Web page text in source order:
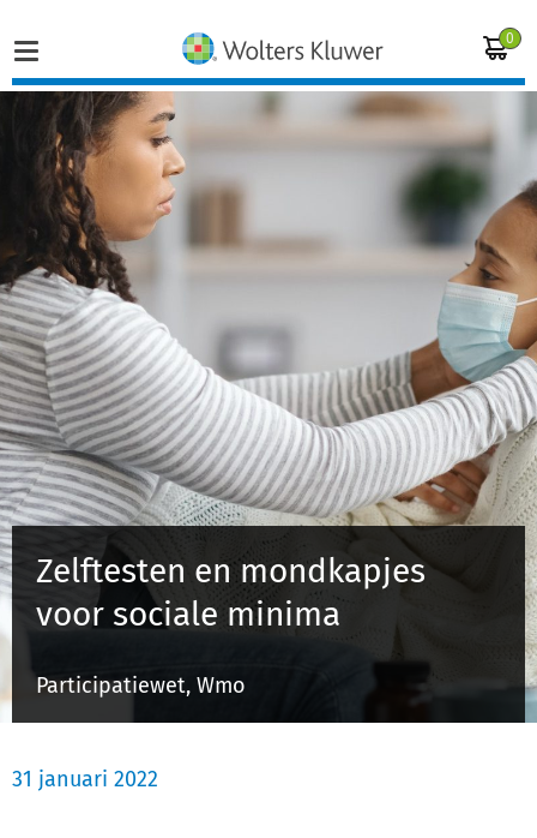
0
Home
Vakgebieden
Actueel
Producten
Opleidingen
Juridisch advies
Inloggen
Registreren
Zelftesten en mondkapjes
voor sociale minima
Participatiewet, Wmo
31 januari 2022